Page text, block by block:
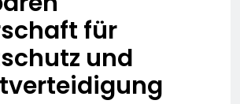
für
und